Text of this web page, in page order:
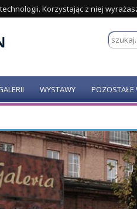
Korzystając z niej
WYSTAWY POZOSTAŁE